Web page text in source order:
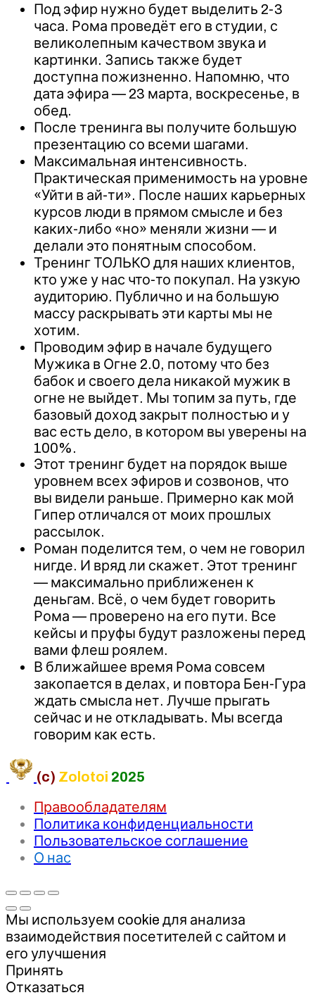
Под эфир нужно будет выделить 2-3
часа. Рома проведёт его в студии, с
великолепным качеством звука и
картинки. Запись также будет
доступна пожизненно. Напомню, что
дата эфира — 23 марта, воскресенье, в
обед.
После тренинга вы получите большую
презентацию со всеми шагами.
Максимальная интенсивность.
Практическая применимость на уровне
«Уйти в ай-ти». После наших карьерных
курсов люди в прямом смысле и без
каких-либо «но» меняли жизни — и
делали это понятным способом.
Тренинг ТОЛЬКО для наших клиентов,
кто уже у нас что-то покупал. На узкую
аудиторию. Публично и на большую
массу раскрывать эти карты мы не
хотим.
Проводим эфир в начале будущего
Мужика в Огне 2.0, потому что без
бабок и своего дела никакой мужик в
огне не выйдет. Мы топим за путь, где
базовый доход закрыт полностью и у
вас есть дело, в котором вы уверены на
100%.
Этот тренинг будет на порядок выше
уровнем всех эфиров и созвонов, что
вы видели раньше. Примерно как мой
Гипер отличался от моих прошлых
рассылок.
Роман поделится тем, о чем не говорил
нигде. И вряд ли скажет. Этот тренинг
— максимально приближенен к
деньгам. Всё, о чем будет говорить
Рома — проверено на его пути. Все
кейсы и пруфы будут разложены перед
вами флеш роялем.
В ближайшее время Рома совсем
закопается в делах, и повтора Бен-Гура
ждать смысла нет. Лучше прыгать
сейчас и не откладывать. Мы всегда
говорим как есть.
(c) Zolotoi 2025
Правообладателям
Политика конфиденциальности
Пользовательское соглашение
О нас
Мы используем cookie для анализа
взаимодействия посетителей с сайтом и
его улучшения
Принять
Отказаться